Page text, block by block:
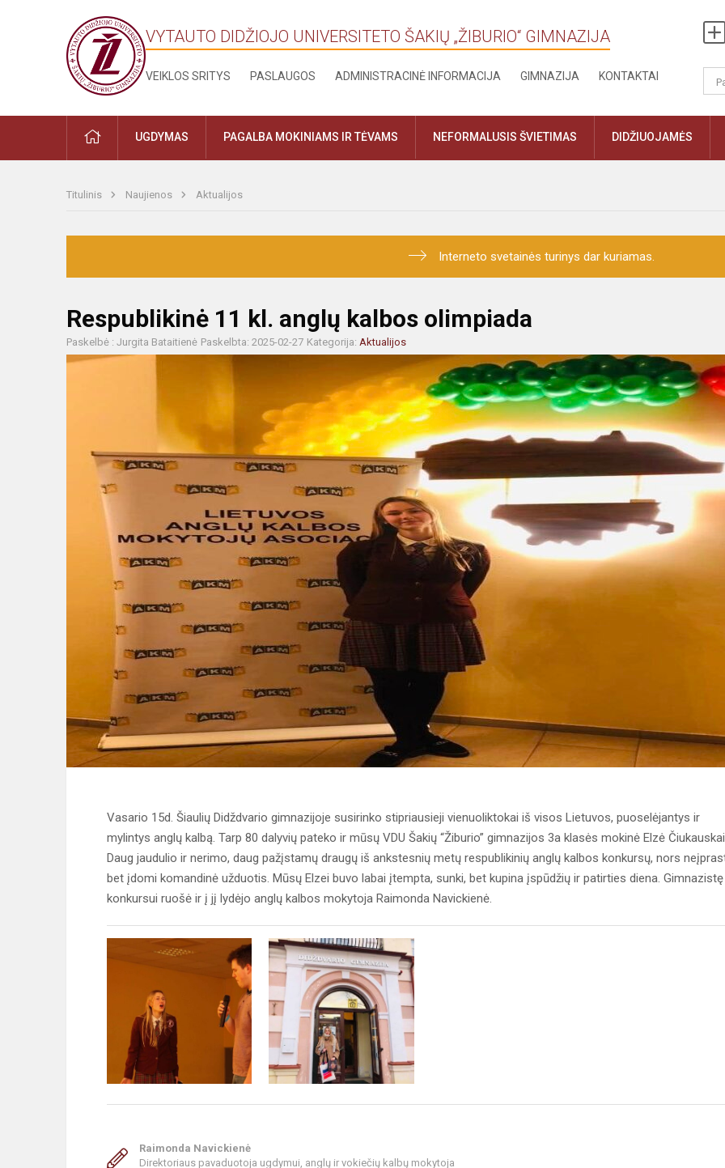
VYTAUTO DIDŽIOJO UNIVERSITETO ŠAKIŲ „ŽIBURIO“ GIMNAZIJA
VEIKLOS SRITYS PASLAUGOS ADMINISTRACINĖ INFORMACIJA GIMNAZIJA KONTAKTAI
UGDYMAS PAGALBA MOKINIAMS IR TĖVAMS NEFORMALUSIS ŠVIETIMAS DIDŽIUOJAMĖS
Titulinis Naujienos Aktualijos
Interneto svetainės turinys dar kuriamas.
Respublikinė 11 kl. anglų kalbos olimpiada
Paskelbė : Jurgita Bataitienė Paskelbta: 2025-02-27 Kategorija: Aktualijos
Vasario 15d. Šiaulių Didždvario gimnazijoje susirinko stipriausieji vienuoliktokai iš visos Lietuvos, puoselėjantys ir
mylintys anglų kalbą. Tarp 80 dalyvių pateko ir mūsų VDU Šakių “Žiburio” gimnazijos 3a klasės mokinė Elzė
Daug jaudulio ir nerimo, daug pažįstamų draugų iš ankstesnių metų respublikinių anglų kalbos konkursų, nors
bet įdomi komandinė užduotis. Mūsų Elzei buvo labai įtempta, sunki, bet kupina įspūdžių ir patirties diena. Gimnazistę
konkursui ruošė ir į jį lydėjo anglų kalbos mokytoja Raimonda Navickienė.
Raimonda Navickienė
Direktoriaus pavaduotoja ugdymui, anglų ir vokiečių kalbų mokytoja